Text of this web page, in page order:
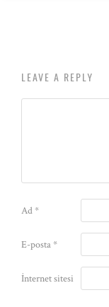
LEAVE A REPLY
Ad*
E-posta*
İnternet sitesi